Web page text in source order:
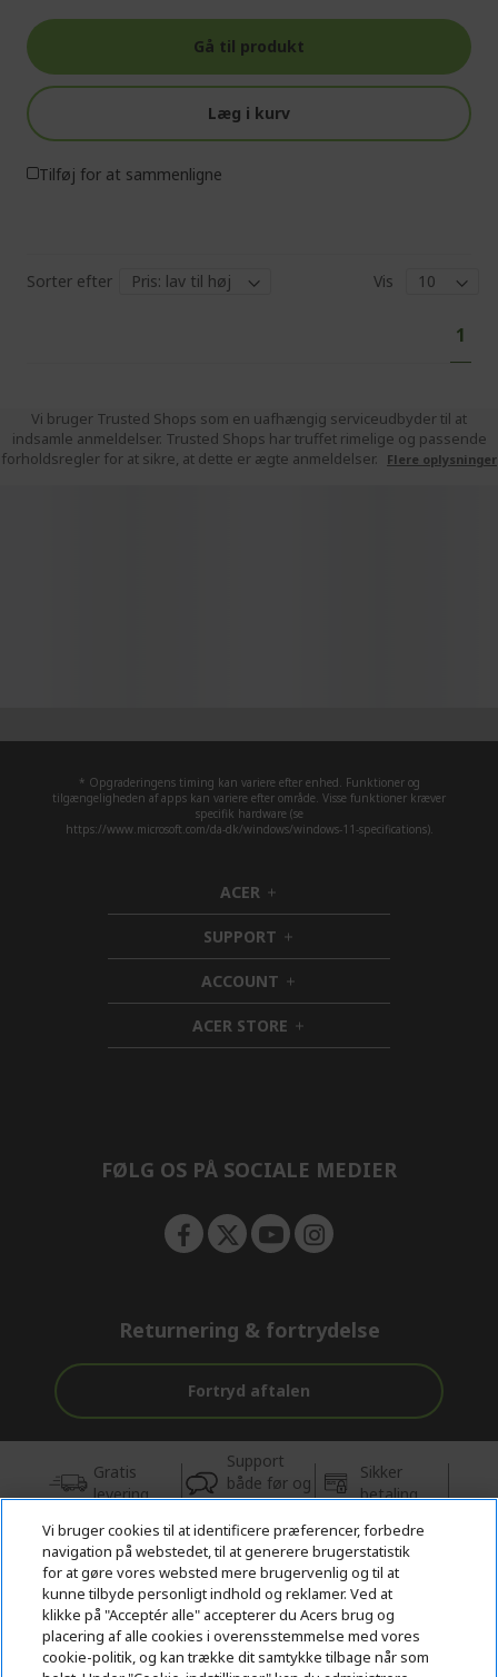
Gå til produkt
Læg i kurv
Tilføj for at sammenligne
Sorter efter
Vis
page
1
Vi bruger Trusted Shops som en uafhængig serviceudbyder til at
indsamle anmeldelser. Trusted Shops har truffet rimelige og passende
forholdsregler for at sikre, at dette er ægte anmeldelser.
Flere oplysninger
* Opgraderingens timing kan variere efter enhed. Funktioner og
tilgængeligheden af apps kan variere efter område. Visse funktioner kræver
specifik hardware (se
https://www.microsoft.com/da-dk/windows/windows-11-specifications).
ACER h
i
d
d
e
n
SUPPORT h
i
d
e
n
ACCOUNT h
i
d
d
ACER STORE h
i
FØLG OS PÅ SOCIALE MEDIER
Returnering & fortrydelse
Fortryd aftalen
Gratis
levering
Support
både før og
efter købet
Sikker
betaling
© 2026 Acer Inc.
CPYou BV er autoriseret forhandler og sælger af de produkter og
tjenester, der tilbydes i denne butik.
Vi bruger cookies til at identificere præferencer, forbedre
navigation på webstedet, til at generere brugerstatistik
for at gøre vores websted mere brugervenlig og til at
kunne tilbyde personligt indhold og reklamer. Ved at
klikke på "Acceptér alle" accepterer du Acers brug og
placering af alle cookies i overensstemmelse med vores
cookie-politik, og kan trække dit samtykke tilbage når som